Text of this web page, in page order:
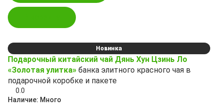
Новинка
Подарочный китайский чай Дянь Хун Цзинь Ло
«Золотая улитка» банка элитного красного чая в
подарочной коробке и пакете
0.0
Наличие: Много